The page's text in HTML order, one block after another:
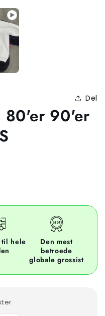
Del
80'er 90'er
til hele
Den mest
betroede
globale grossist